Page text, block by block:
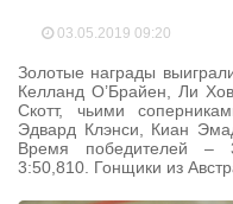
03.05.2019 09:20
Золотые награды
Келланд О’Брайен, Ли
Скотт, чьими
Эдвард Клэнси, Киан
Время победителей –
3:50,810. Гонщики из